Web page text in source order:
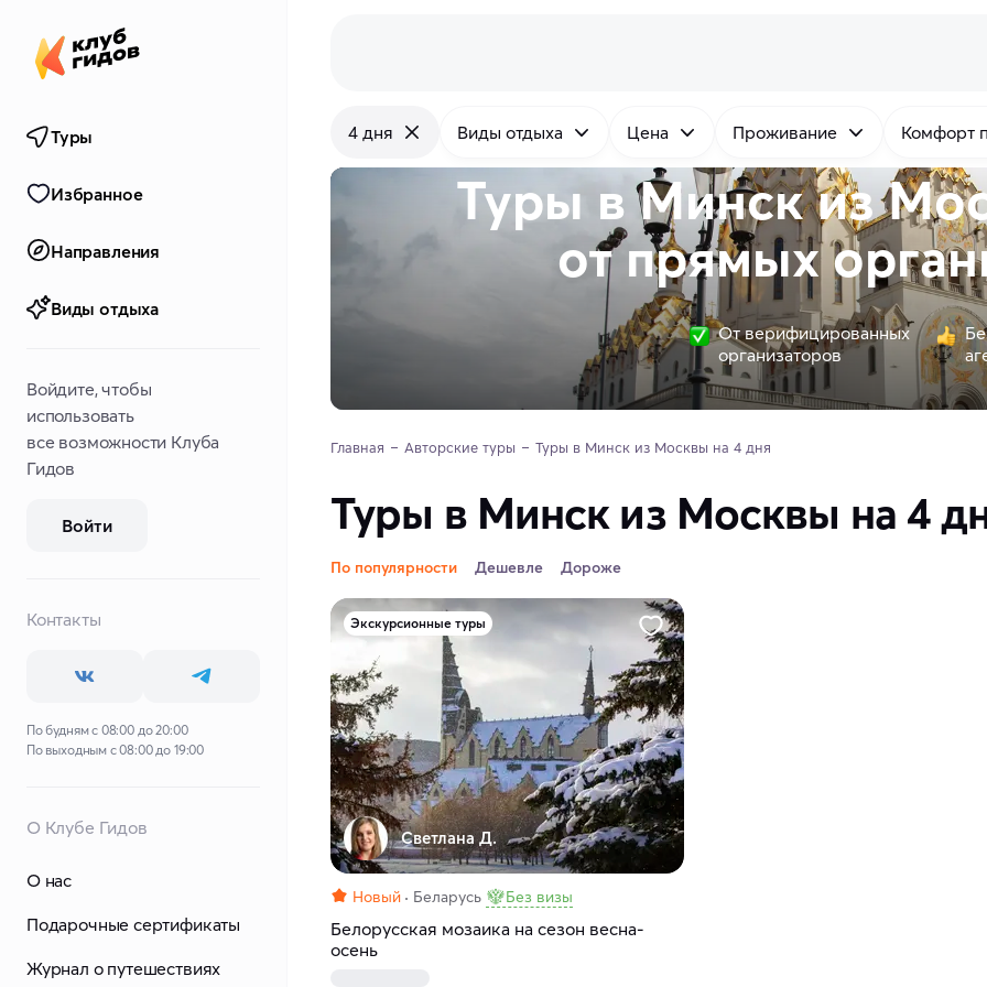
Туры
Избранное
Направления
Виды отдыха
Войдите, чтобы
использовать
все возможности Клуба
Гидов
Войти
Контакты
По будням с 08:00 до 20:00
По выходным с 08:00 до 19:00
О Клубе Гидов
О нас
Подарочные сертификаты
Журнал о путешествиях
4 дня Виды отдыха Цена Проживание Комфорт
Туры в Минск из
отпрямых
От верифицированных
организаторов
Главная Авторские туры Туры в Минск из Москвы на 4 дня
Туры в Минск из Москвы на 4
По популярности Дешевле Дороже
Экскурсионные туры
Светлана Д.
Новый Беларусь Без визы
Белорусская мозаика на сезон весна-
осень